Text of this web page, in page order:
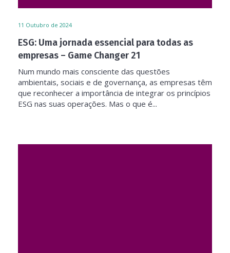
11 Outubro de 2024
ESG: Uma jornada essencial para todas as
empresas – Game Changer 21
Num mundo mais consciente das questões
ambientais, sociais e de governança, as empresas têm
que reconhecer a importância de integrar os princípios
ESG nas suas operações. Mas o que é...